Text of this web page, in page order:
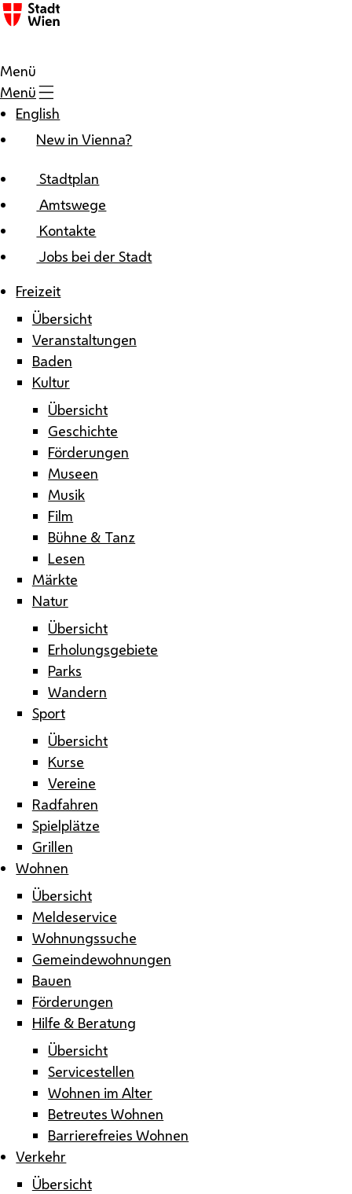
Zum Inhalt
Menü
Menü
English
New in Vienna?
Stadtplan
Amtswege
Kontakte
Jobs bei der Stadt
Freizeit
Übersicht
Veranstaltungen
Baden
Kultur
Übersicht
Geschichte
Förderungen
Museen
Musik
Film
Bühne & Tanz
Lesen
Märkte
Natur
Übersicht
Erholungsgebiete
Parks
Wandern
Sport
Übersicht
Kurse
Vereine
Radfahren
Spielplätze
Grillen
Wohnen
Übersicht
Meldeservice
Wohnungssuche
Gemeindewohnungen
Bauen
Förderungen
Hilfe & Beratung
Übersicht
Servicestellen
Wohnen im Alter
Betreutes Wohnen
Barrierefreies Wohnen
Verkehr
Übersicht